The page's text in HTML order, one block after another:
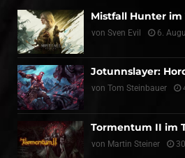
Mistfall Hunter im
von Sven Evil 6.
Jotunnslayer:
von Tom Steinbauer
Tormentum II im
von Martin Steiner